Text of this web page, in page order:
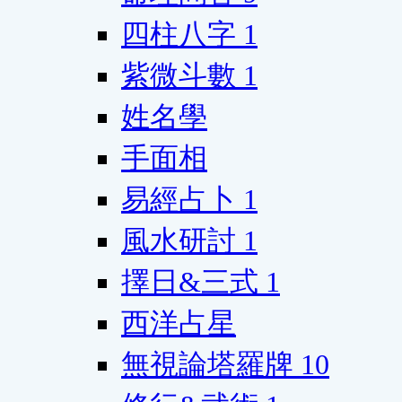
四柱八字 1
紫微斗數 1
姓名學
手面相
易經占卜 1
風水研討 1
擇日&三式 1
西洋占星
無視論塔羅牌 10